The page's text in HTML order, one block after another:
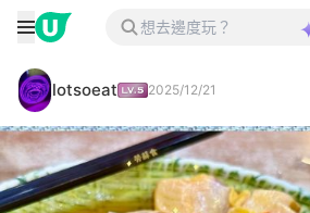
lotsoeat 2025/12/21